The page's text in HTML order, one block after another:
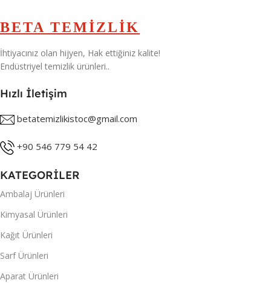
BETA TEMİZLİK
İhtiyacınız olan hijyen, Hak ettiğiniz kalite!
Endüstriyel temizlik ürünleri..
Hızlı İletişim
betatemizlikistoc@gmail.com
+90 546 779 54 42
KATEGORİLER
Ambalaj Ürünleri
Kimyasal Ürünleri
Kağıt Ürünleri
Sarf Ürünleri
Aparat Ürünleri